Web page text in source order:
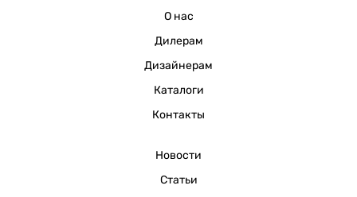
О нас
Дилерам
Дизайнерам
Каталоги
Контакты
Новости
Статьи